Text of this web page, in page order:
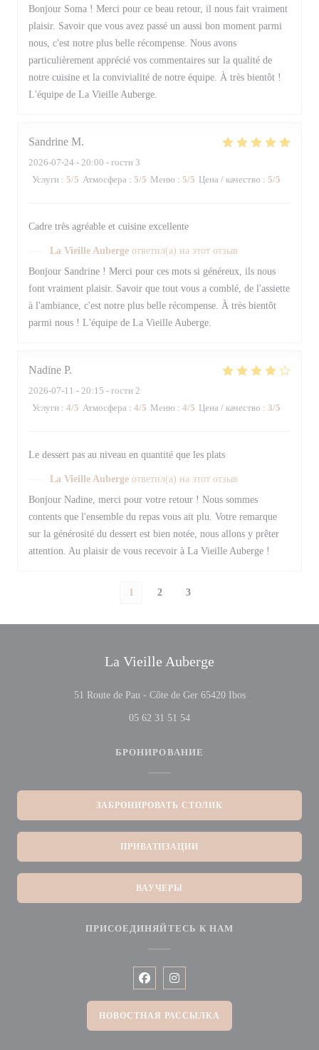
Bonjour Soma ! Merci pour ce beau retour, il nous fait vraiment
plaisir. Savoir que vous avez passé un aussi bon moment parmi
nous, c'est notre plus belle récompense. Nous avons
particulièrement apprécié vos commentaires sur la qualité de
notre cuisine et la convivialité de notre équipe. À très bientôt !
L'équipe de La Vieille Auberge.
Sandrine M
2026-07-24 - 20:00 - гости 3
Услуги : 5/5 Атмосфера : 5/5 Меню : 5/5 Цена / качество : 5/5
Cadre très agréable et cuisine excellente
La Vieille Auberge ответил(а) на этот отзыв
Bonjour Sandrine ! Merci pour ces mots si généreux, ils nous
font vraiment plaisir. Savoir que tout vous a comblé, de l'assiette
à l'ambiance, c'est notre plus belle récompense. À très bientôt
parmi nous ! L'équipe de La Vieille Auberge.
Nadine P
2026-07-11 - 20:15 - гости 2
Услуги : 4/5 Атмосфера : 4/5 Меню : 4/5 Цена / качество : 3/5
Le dessert pas au niveau en quantité que les plats
La Vieille Auberge ответил(а) на этот отзыв
Bonjour Nadine, merci pour votre retour ! Nous sommes
contents que l'ensemble du repas vous ait plu. Votre remarque
sur la générosité du dessert est bien notée, nous allons y prêter
attention. Au plaisir de vous recevoir à La Vieille Auberge !
1 2 3
La Vieille Auberge
51 Route de Pau - Côte de Ger 65420 Ibos((открывается в
05 62 31 51 54
БРОНИРОВАНИЕ
ЗАБРОНИРОВАТЬ СТОЛИК
ПРИВАТИЗАЦИИ
ВАУЧЕРЫ
ПРИСОЕДИНЯЙТЕСЬ К НАМ
Facebook ((открывается в новом
Instagram ((открывается в
НОВОСТНАЯ РАССЫЛКА